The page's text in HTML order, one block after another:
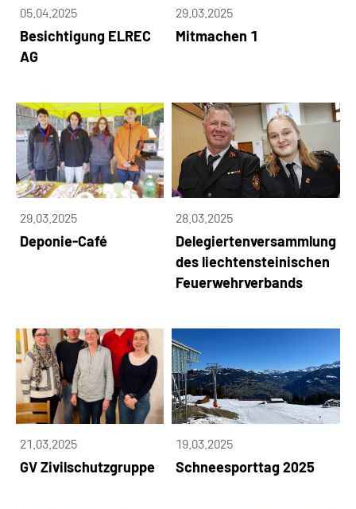
05.04.2025
Besichtigung ELREC
AG
29.03.2025
Mitmachen 1
29.03.2025
Deponie-Café
28.03.2025
Delegiertenversammlung
des liechtensteinischen
Feuerwehrverbands
21.03.2025
GV Zivilschutzgruppe
19.03.2025
Schneesporttag 2025